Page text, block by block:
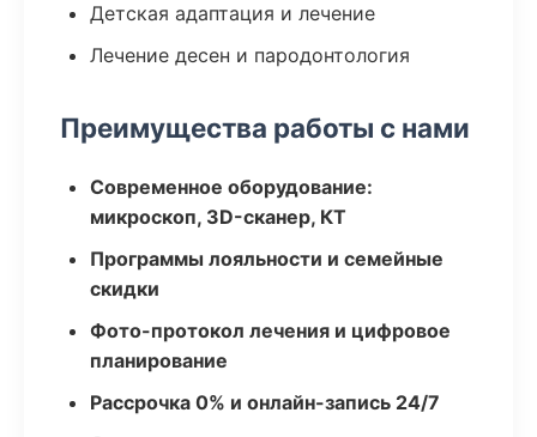
Детская адаптация и лечение
Лечение десен и пародонтология
Преимущества работы с нами
Современное оборудование:
микроскоп, 3D-сканер, КТ
Программы лояльности и семейные
скидки
Фото-протокол лечения и цифровое
планирование
Рассрочка 0% и онлайн-запись 24/7